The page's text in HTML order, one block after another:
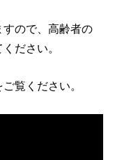
ので、高齢者の
ださい。
覧ください。